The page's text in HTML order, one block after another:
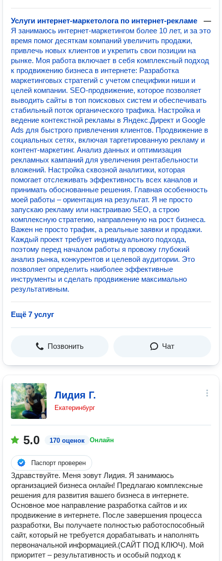
Услуги интернет-маркетолога по интернет-рекламе
—
Я занимаюсь интернет-маркетингом более 10 лет, и за это
время помог десяткам компаний увеличить продажи,
привлечь новых клиентов и укрепить свои позиции на
рынке. Моя работа включает в себя комплексный подход
к продвижению бизнеса в интернете: Разработка
маркетинговых стратегий с учетом специфики ниши и
целей компании. SEO-продвижение, которое позволяет
выводить сайты в топ поисковых систем и обеспечивать
стабильный поток органического трафика. Настройка и
ведение контекстной рекламы в Яндекс.Директ и Google
Ads для быстрого привлечения клиентов. Продвижение в
социальных сетях, включая таргетированную рекламу и
контент-маркетинг. Анализ данных и оптимизация
рекламных кампаний для увеличения рентабельности
вложений. Настройка сквозной аналитики, которая
помогает отслеживать эффективность всех каналов и
принимать обоснованные решения. Главная особенность
моей работы – ориентация на результат. Я не просто
запускаю рекламу или настраиваю SEO, а строю
комплексную стратегию, направленную на рост бизнеса.
Важен не просто трафик, а реальные заявки и продажи.
Каждый проект требует индивидуального подхода,
поэтому перед началом работы я провожу глубокий
анализ рынка, конкурентов и целевой аудитории. Это
позволяет определить наиболее эффективные
инструменты и сделать продвижение максимально
результативным.
Ещё 7 услуг
Позвонить Чат
Лидия Г.
Екатеринбург
5.0 170 оценок Онлайн
Паспорт проверен
Здравствуйте. Меня зовут Лидия. Я занимаюсь
организацией бизнеса онлайн! Предлагаю комплексные
решения для развития вашего бизнеса в интернете.
Основное мое направление разработка сайтов и их
продвижение в интернете. После завершения процесса
разработки, Вы получаете полностью работоспособный
сайт, который не требуется дорабатывать и наполнять
первоначальной информацией.(САЙТ ПОД КЛЮЧ). Мой
приоритет – результативность и особый подход к